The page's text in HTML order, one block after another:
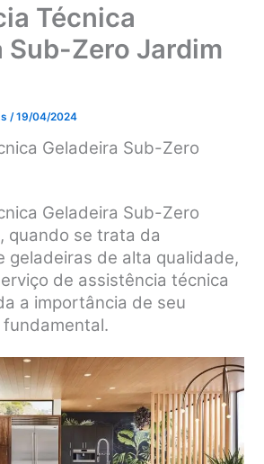
Técnica
Sub-Zero Jardim
/19/04/2024
Geladeira Sub-Zero
Geladeira Sub-Zero
quando se trata da
geladeiras de alta qualidade,
de assistência técnica
a importância de seu